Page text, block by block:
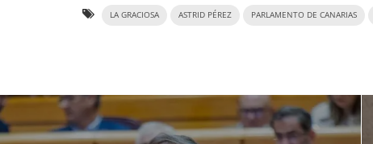
LA GRACIOSA ASTRID PÉREZ PARLAMENTO DE CANARIAS